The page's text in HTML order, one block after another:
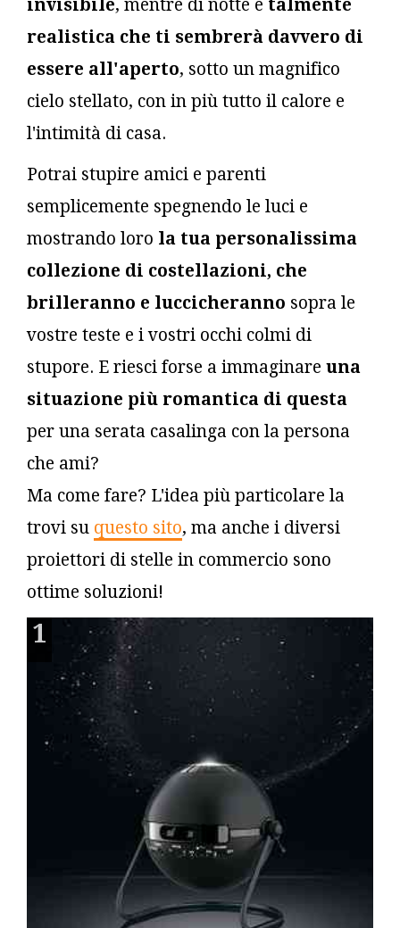
invisibile, mentre di notte è talmente
realistica che ti sembrerà davvero di
essere all'aperto, sotto un magnifico
cielo stellato, con in più tutto il calore e
l'intimità di casa.
Potrai stupire amici e parenti
semplicemente spegnendo le luci e
mostrando loro la tua personalissima
collezione di costellazioni, che
brilleranno e luccicheranno sopra le
vostre teste e i vostri occhi colmi di
stupore. E riesci forse a immaginare una
situazione più romantica di questa
per una serata casalinga con la persona
che ami?
Ma come fare? L'idea più particolare la
trovi su questo sito, ma anche i diversi
proiettori di stelle in commercio sono
ottime soluzioni!
1